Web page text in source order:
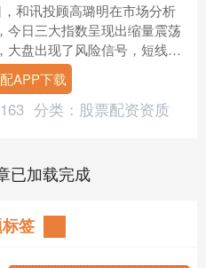
和讯投顾高璐明在市场分析
今日三大指数呈现出缩量震荡
大盘出现了风险信号，短线投
严加防范。 一方面，今年市场
攻力度明显减....
APP下载
163 分类： 股票配资资质
已加载完成
签